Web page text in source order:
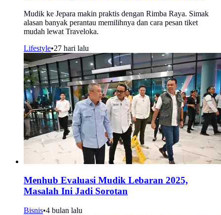
Mudik ke Jepara makin praktis dengan Rimba Raya. Simak
alasan banyak perantau memilihnya dan cara pesan tiket
mudah lewat Traveloka.
Lifestyle•27 hari lalu
Menhub Evaluasi Mudik Lebaran 2025,
Masalah Ini Jadi Sorotan
Bisnis•4 bulan lalu